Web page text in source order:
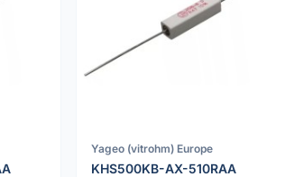
Yageo (vitrohm) Europe
KHS500KB-AX-510RAA